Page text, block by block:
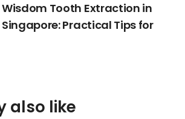
Wisdom Tooth Extraction in
Singapore: Practical Tips for
also like